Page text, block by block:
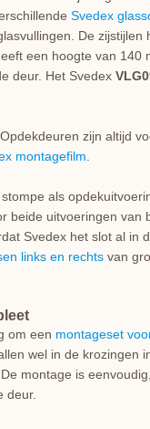
Svedex
De
een hoogte van 140
deur. Het Svedex
. Opdekdeuren zijn altijd
montagefilm
als
beide uitvoeringen van
Svedex het slot al in
links en rechts van
om een montageset
wel in de krozingen
montage is
deur.